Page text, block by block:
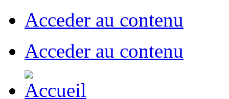
Acceder au contenu
Acceder au contenu